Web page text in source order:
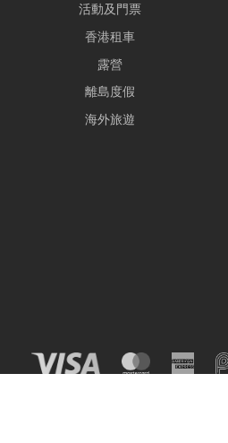
活動及門票
香港租車
露營
離島度假
海外旅遊